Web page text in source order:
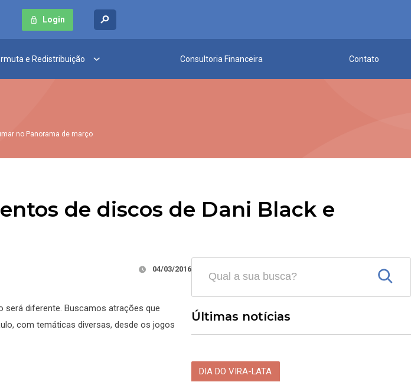
Login
e Redistribuição Consultoria Financeira Contato
no Panorama de março
de discos de Dani Black e
04/03/2016
será diferente. Buscamos atrações que
com temáticas diversas, desde os jogos
Últimas notícias
DIA DO VIRA-LATA